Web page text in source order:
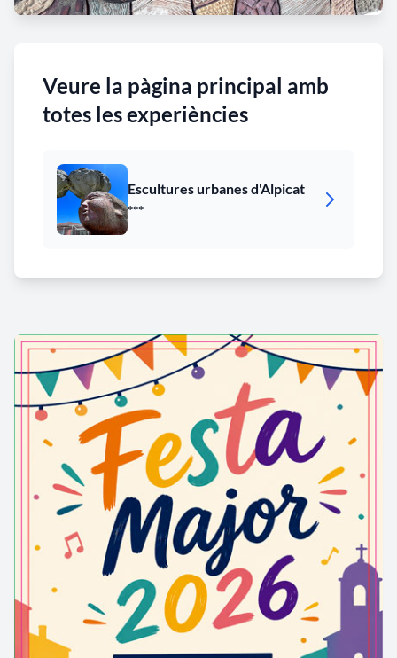
Veure la pàgina principal amb
totes les experiències
Escultures urbanes d'Alpicat
***